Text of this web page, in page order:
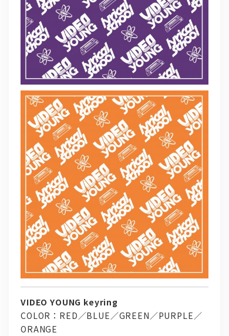
VIDEO YOUNG keyring
COLOR：RED／BLUE／GREEN／PURPLE／
ORANGE